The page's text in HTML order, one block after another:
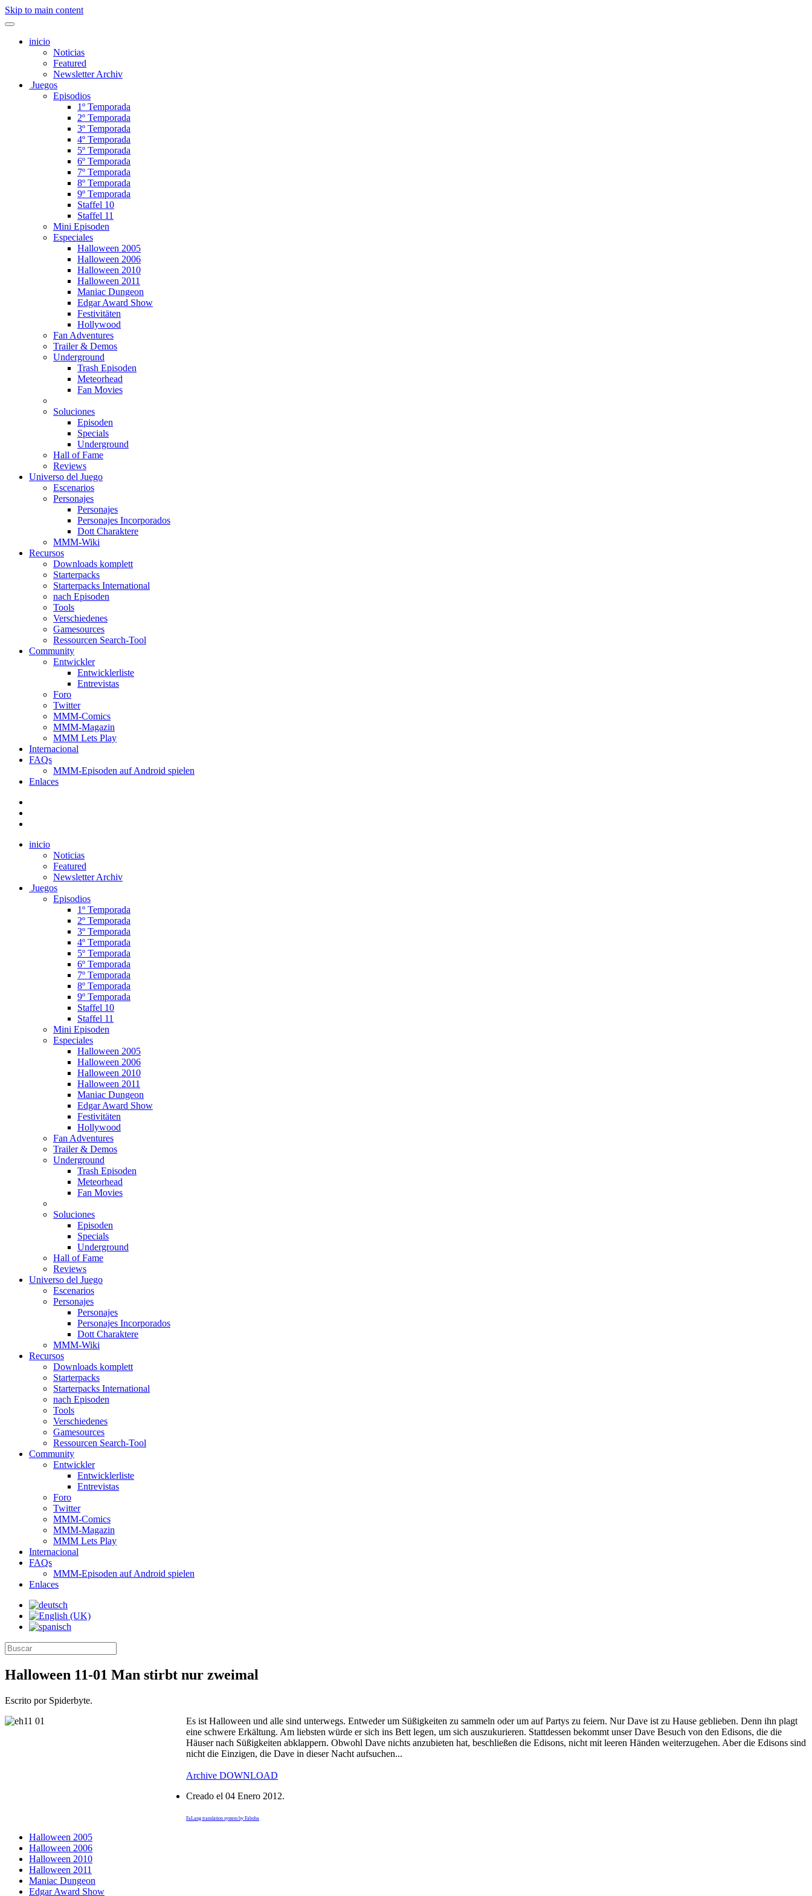
Skip to main content
inicio
Noticias
Featured
Newsletter Archiv
Juegos
Episodios
1º Temporada
2º Temporada
3º Temporada
4º Temporada
5º Temporada
6º Temporada
7º Temporada
8º Temporada
9º Temporada
Staffel 10
Staffel 11
Mini Episoden
Especiales
Halloween 2005
Halloween 2006
Halloween 2010
Halloween 2011
Maniac Dungeon
Edgar Award Show
Festivitäten
Hollywood
Fan Adventures
Trailer & Demos
Underground
Trash Episoden
Meteorhead
Fan Movies
Soluciones
Episoden
Specials
Underground
Hall of Fame
Reviews
Universo del Juego
Escenarios
Personajes
Personajes
Personajes Incorporados
Dott Charaktere
MMM-Wiki
Recursos
Downloads komplett
Starterpacks
Starterpacks International
nach Episoden
Tools
Verschiedenes
Gamesources
Ressourcen Search-Tool
Community
Entwickler
Entwicklerliste
Entrevistas
Foro
Twitter
MMM-Comics
MMM-Magazin
MMM Lets Play
Internacional
FAQs
MMM-Episoden auf Android spielen
Enlaces
inicio
Noticias
Featured
Newsletter Archiv
Juegos
Episodios
1º Temporada
2º Temporada
3º Temporada
4º Temporada
5º Temporada
6º Temporada
7º Temporada
8º Temporada
9º Temporada
Staffel 10
Staffel 11
Mini Episoden
Especiales
Halloween 2005
Halloween 2006
Halloween 2010
Halloween 2011
Maniac Dungeon
Edgar Award Show
Festivitäten
Hollywood
Fan Adventures
Trailer & Demos
Underground
Trash Episoden
Meteorhead
Fan Movies
Soluciones
Episoden
Specials
Underground
Hall of Fame
Reviews
Universo del Juego
Escenarios
Personajes
Personajes
Personajes Incorporados
Dott Charaktere
MMM-Wiki
Recursos
Downloads komplett
Starterpacks
Starterpacks International
nach Episoden
Tools
Verschiedenes
Gamesources
Ressourcen Search-Tool
Community
Entwickler
Entwicklerliste
Entrevistas
Foro
Twitter
MMM-Comics
MMM-Magazin
MMM Lets Play
Internacional
FAQs
MMM-Episoden auf Android spielen
Enlaces
Halloween 11-01 Man stirbt nur zweimal
Escrito por Spiderbyte.
Es ist Halloween und alle sind unterwegs. Entweder um Süßigkeiten zu sammeln oder um auf Partys zu feiern. Nur Dave ist zu Hause geblieben. Denn ihn plagt
eine schwere Erkältung. Am liebsten würde er sich ins Bett legen, um sich auszukurieren. Stattdessen bekommt unser Dave Besuch von den Edisons, die die
Häuser nach Süßigkeiten abklappern. Obwohl Dave nichts anzubieten hat, beschließen die Edisons, nicht mit leeren Händen weiterzugehen. Aber die Edisons sind
nicht die Einzigen, die Dave in dieser Nacht aufsuchen...
Archive DOWNLOAD
Creado el 04 Enero 2012.
FaLang translation system by Faboba
Halloween 2005
Halloween 2006
Halloween 2010
Halloween 2011
Maniac Dungeon
Edgar Award Show